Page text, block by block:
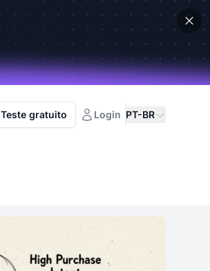
Teste gratuito Login PT-BR